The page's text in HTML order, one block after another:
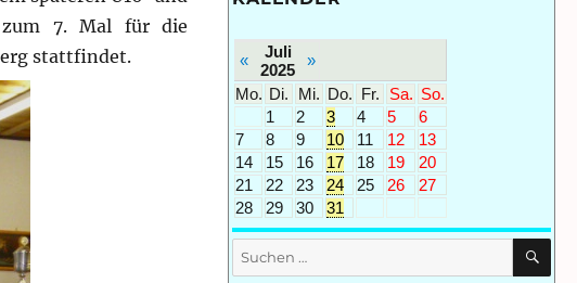
zum 7. Mal für die
stattfindet.
«
Juli
2025
»
Mo. Di. Mi. Do. Fr. Sa. So.
1
2 3 4 5
6
7
8 9 10 11 12
13
14
15 16 17 18 19
20
21
22 23 24 25 26
27
28
29 30 31
Suchen
nach: